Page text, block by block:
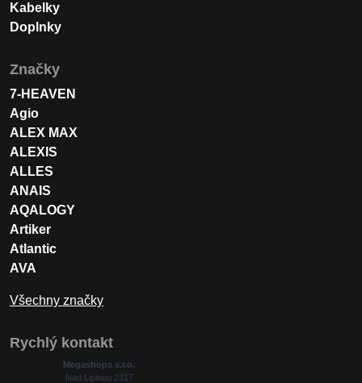
Kabelky
Doplnky
Značky
7-HEAVEN
Agio
ALEX MAX
ALEXIS
ALLES
ANAIS
AQALOGY
Artiker
Atlantic
AVA
Všechny značky
Rychlý kontakt
Megashops s.r.o.
Nad Lipinou 2317